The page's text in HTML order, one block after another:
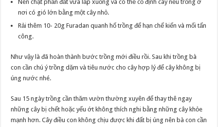
Nén chặt phần đất vừa lấp xuống và có thể cố định cây nếu trồng ở
nơi có gió lớn bằng một cây nhỏ.
Rải thêm 10- 20g Furadan quanh hố trồng để hạn chế kiến và mối tấn
công.
Như vậy là đã hoàn thành bước trồng mới điều rồi. Sau khi trồng bà
con cần chú ý trồng dặm và tiêu nước cho cây hợp lý để cây không bị
úng nước nhé.
Sau 15 ngày trồng cần thăm vườn thường xuyên để thay thê ngay
những cây bị chết hoặc yếu ớt không thích nghi bằng những cây khỏe
mạnh hơn. Cây điều con không chịu được khi đất bị úng nên bà con cần